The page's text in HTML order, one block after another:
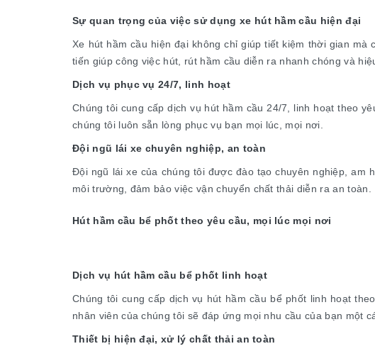
Sự quan trọng của việc sử dụng xe hút hầm cầu hiện đại
Xe hút hầm cầu hiện đại không chỉ giúp tiết kiệm thời gian
tiến giúp công việc hút, rút hầm cầu diễn ra nhanh chóng và
Dịch vụ phục vụ 24/7, linh hoạt
Chúng tôi cung cấp dịch vụ hút hầm cầu 24/7, linh hoạt theo
chúng tôi luôn sẵn lòng phục vụ bạn mọi lúc, mọi nơi.
Đội ngũ lái xe chuyên nghiệp, an toàn
Đội ngũ lái xe của chúng tôi được đào tạo chuyên nghiệp, am
môi trường, đảm bảo việc vận chuyển chất thải diễn ra an toàn.
Hút hầm cầu bể phốt theo yêu cầu, mọi lúc mọi nơi
Dịch vụ hút hầm cầu bể phốt linh hoạt
Chúng tôi cung cấp dịch vụ hút hầm cầu bể phốt linh hoạt
nhân viên của chúng tôi sẽ đáp ứng mọi nhu cầu của bạn một
Thiết bị hiện đại, xử lý chất thải an toàn